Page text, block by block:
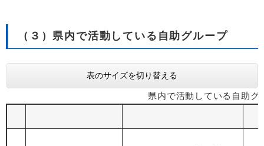
（３）県内で活動している自助グループ
表のサイズを切り替える
県内で活動している自助グ